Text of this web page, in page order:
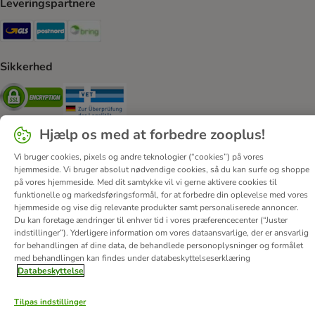
Leveringspartnere
GLS Shipping Method
Postnord Shipping Method
Sikkerhed
Security
Om os Job hos zooplus
Firmaoplysninger
Forordning om digitale tjenester
Generelle vilkår
Fortryd aftale
Betaling Levering
Databeskyttelse
Tilgængelighedserklæring
Corporate Website
© zooplus SE2026
Hjælp os med at forbedre zooplus!
Vi bruger cookies, pixels og andre teknologier (“cookies”) på vores
hjemmeside. Vi bruger absolut nødvendige cookies, så du kan surfe og shoppe
på vores hjemmeside. Med dit samtykke vil vi gerne aktivere cookies til
funktionelle og markedsføringsformål, for at forbedre din oplevelse med vores
hjemmeside og vise dig relevante produkter samt personaliserede annoncer.
Du kan foretage ændringer til enhver tid i vores præferencecenter (“Juster
indstillinger”). Yderligere information om vores dataansvarlige, der er ansvarlig
for behandlingen af ​​dine data, de behandlede personoplysninger og formålet
med behandlingen kan findes under databeskyttelseserklæring
Databeskyttelse
Tilpas indstillinger